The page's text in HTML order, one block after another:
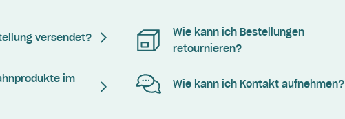
versendet?
Wie kann ich Bestellungen
retournieren?
im
Wie kann ich Kontakt aufnehmen?